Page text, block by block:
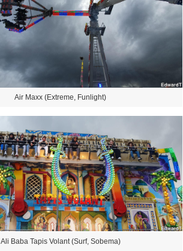
Air Maxx (Extreme, Funlight)
Ali Baba Tapis Volant (Surf, Sobema)